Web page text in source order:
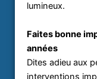
lumineux.
Faites bonne
années
Dites adieu aux
interventions